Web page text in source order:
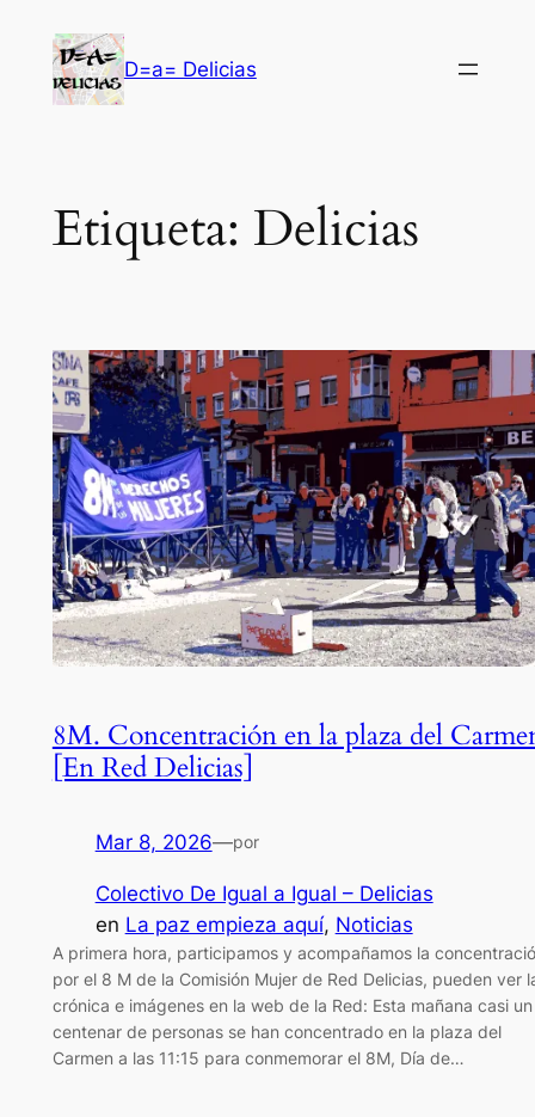
contenido
D=a= Delicias
Etiqueta: Delicias
8M. Concentración en la plaza del
[En Red Delicias]
Mar 8, 2026—por
Colectivo De Igual a Igual – Delicias
en La paz empieza aquí, Noticias
A primera hora, participamos y acompañamos la
por el 8 M de la Comisión Mujer de Red Delicias, pueden ver
crónica e imágenes en la web de la Red: Esta mañana casi un
centenar de personas se han concentrado en la plaza del
Carmen a las 11:15 para conmemorar el 8M, Día de…